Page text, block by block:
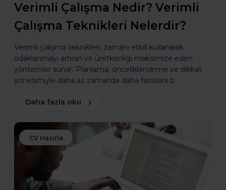
Verimli Çalışma Nedir? Verimli
Çalışma Teknikleri Nelerdir?
Verimli çalışma teknikleri, zamanı etkili kullanarak
odaklanmayı artıran ve üretkenliği maksimize eden
yöntemler sunar. Planlama, önceliklendirme ve dikkat
yönetimiyle daha az zamanda daha fazlasını b
Daha fazla oku
CV Hazırla